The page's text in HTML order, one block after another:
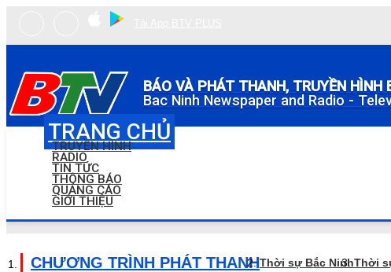
BÁO VÀ PHÁT THANH, TRUYỀN HÌNH
Bac Ninh Newspaper and Radio -
TRANG CHỦ
TRUYỀN HÌNH
RADIO
TIN TỨC
THÔNG BÁO
QUẢNG CÁO
GIỚI THIỆU
CHƯƠNG TRÌNH PHÁT THANHThời sự Bắc NinhThời